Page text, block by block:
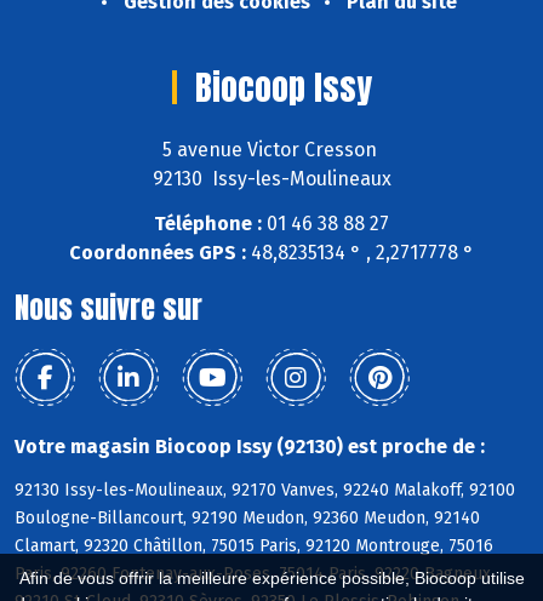
Afin de vous offrir la meilleure expérience possible, Biocoop utilise
Biocoop Issy
5 avenue Victor Cresson
92130 Issy-les-Moulineaux
Téléphone : 01 46 38 88 27
Coordonnées GPS : 48,8235134 ° , 2,2717778 °
Nous suivre sur
Votre magasin Biocoop Issy (92130) est proche de :
92130 Issy-les-Moulineaux, 92170 Vanves, 92240 Malakoff, 92100
Boulogne-Billancourt, 92190 Meudon, 92360 Meudon, 92140
Clamart, 92320 Châtillon, 75015 Paris, 92120 Montrouge, 75016
Paris, 92260 Fontenay-aux-Roses, 75014 Paris, 92220 Bagneux,